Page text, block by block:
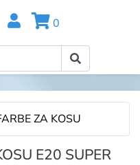
0
ZA KOSU
E20 SUPER